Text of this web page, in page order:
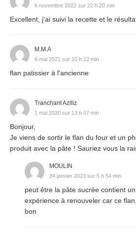
6 novembre 2022 sur 22 h 20 min
Excellent, j’ai suivi la recette et le
M.M.A
6 mai 2021 sur 10 h 12 min
flan patissier à l'ancienne
Tranchant Aziliz
1 mai 2020 sur 13 h 07 min
Bonjour,
Je viens de sortir le flan du four et un
produit avec la pâte ! Sauriez vous la
MOULIN
24 janvier 2023 sur 5 h 54 min
peut être la pâte sucrée contient
expérience à renouveler car ce
bon